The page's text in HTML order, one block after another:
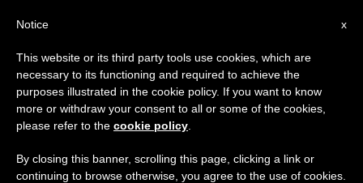
"África está llena de tumbas de
misioneros, no de miembros de
la ONU"
×
Aviso importante
Del 27 de julio al 7 de agosto haremos la pausa
anual, aprovechando que en el periodo de verano
se generan menos informaciones y también el
x
Notice
This website or its third party tools use cookies, which are
necessary to its functioning and required to achieve the
purposes illustrated in the cookie policy. If you want to know
more or withdraw your consent to all or some of the cookies,
please refer to the cookie policy
By closing this banner, scrolling this page, clicking a link or
continuing to browse otherwise, you agree to the use of cookies.